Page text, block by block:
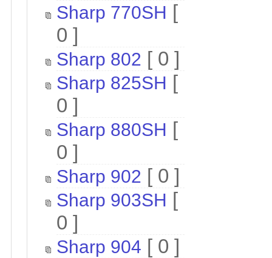
Sharp 770SH [
0 ]
Sharp 802 [ 0 ]
Sharp 825SH [
0 ]
Sharp 880SH [
0 ]
Sharp 902 [ 0 ]
Sharp 903SH [
0 ]
Sharp 904 [ 0 ]